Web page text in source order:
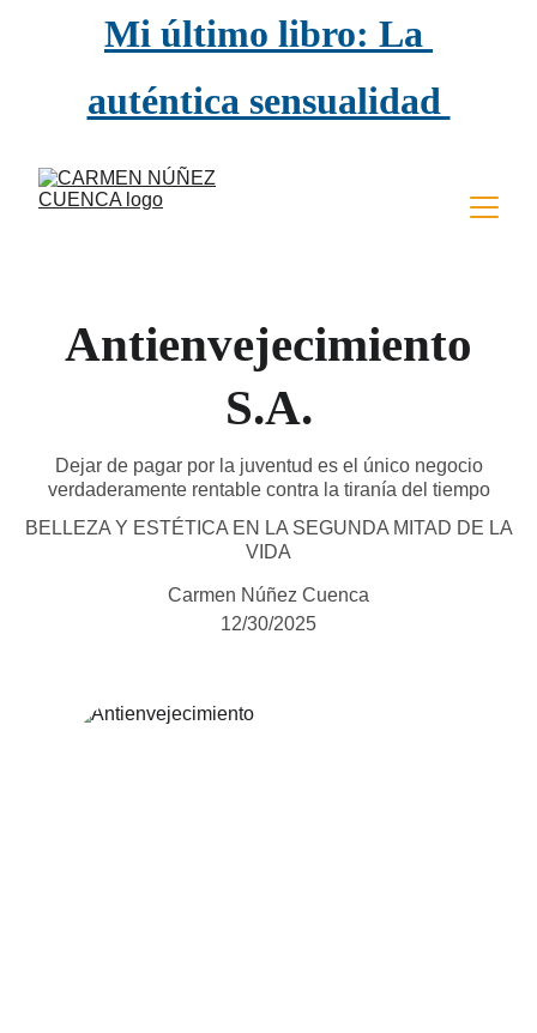
Mi último libro: La
auténtica sensualidad
empieza a los 50
Antienvejecimiento
S.A.
Dejar de pagar por la juventud es el único negocio
verdaderamente rentable contra la tiranía del tiempo
BELLEZA Y ESTÉTICA EN LA SEGUNDA MITAD DE LA
VIDA
Carmen Núñez Cuenca
12/30/2025